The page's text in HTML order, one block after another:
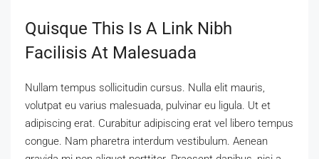
Quisque This Is A Link Nibh
Facilisis At Malesuada
Nullam tempus sollicitudin cursus. Nulla elit mauris,
volutpat eu varius malesuada, pulvinar eu ligula. Ut et
adipiscing erat. Curabitur adipiscing erat vel libero tempus
congue. Nam pharetra interdum vestibulum. Aenean